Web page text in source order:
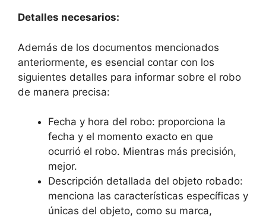
Detalles necesarios:
Además de los documentos⁤ mencionados⁤
anteriormente, es esencial contar con los
siguientes detalles para informar sobre el ⁤robo
de manera precisa:
Fecha y hora del robo: ⁢proporciona ‍la
fecha y el momento exacto ⁢en⁣ que
‍ocurrió el robo.⁢ Mientras más precisión,
mejor.
Descripción ‍detallada ‍del objeto⁢ robado:
menciona⁢ las características específicas y⁤
únicas del ⁢objeto, como su⁣ marca,